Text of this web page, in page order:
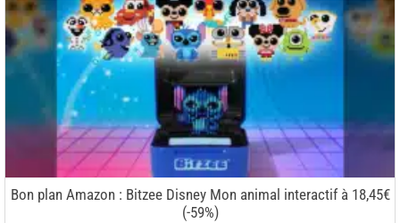
Bon plan Amazon : Bitzee Disney Mon animal interactif à 18,45€
(-59%)